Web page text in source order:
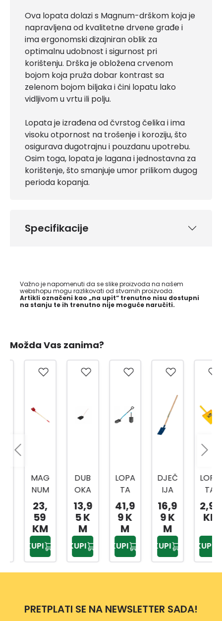
Ova lopata dolazi s Magnum-drškom koja je
napravljena od kvalitetne drvene građe i
ima ergonomski dizajniran oblik za
optimalnu udobnost i sigurnost pri
korištenju. Drška je obložena crvenom
bojom koja pruža dobar kontrast sa
zelenom bojom biljaka i čini lopatu lako
vidljivom u vrtu ili polju.
Lopata je izrađena od čvrstog čelika i ima
visoku otpornost na trošenje i koroziju, što
osigurava dugotrajnu i pouzdanu upotrebu.
Osim toga, lopata je lagana i jednostavna za
korištenje, što smanjuje umor prilikom dugog
perioda kopanja.
Specifikacije
Važno je napomenuti da se slike proizvoda na našem
webshopu mogu razlikovati od stvarnih proizvoda.
Artikli označeni kao „na upit“ trenutno nisu dostupni
na stanju te ih trenutno nije moguće naručiti.
Možda Vas zanima?
MAG
NUM
1715-
LOPA
TA
RAV
NA-
SPEC
KALJ
23,
KM
DUB
OKA
LOPA
SNIJE
G SA
DRŠK
OM
13,9
5 K
KUPI
LOPA
ŠILJA
STA
204E
XRO
41,9
9 K
DJEČ
LOPA
75C
M
16,9
9 K
LOPA
ZA
ŽBUK
20X4
0 CM
SGS9
86
2,99
KM
KUPI
PRETPLATI SE NA NEWSLETTER SADA!